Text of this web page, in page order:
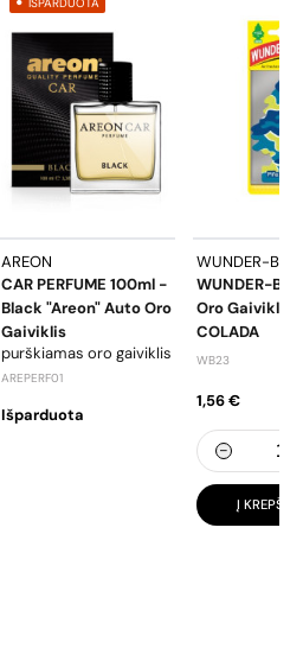
AREON
CAR PERFUME 100ml -
Black "Areon" Auto Oro
Gaiviklis
purškiamas oro gaiviklis
AREPERF01
Išparduota
WUNDER-
WUNDER-
Oro Gaiviklis
COLADA
WB23
1,56 €
Į KREPŠELĮ